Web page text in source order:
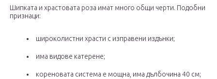
Шипката и храстовата роза имат много общи черти. Подобни
признаци:
широколистни храсти с изправени издънки;
има видове катерене;
кореновата система е мощна, има дълбочина 40 см;